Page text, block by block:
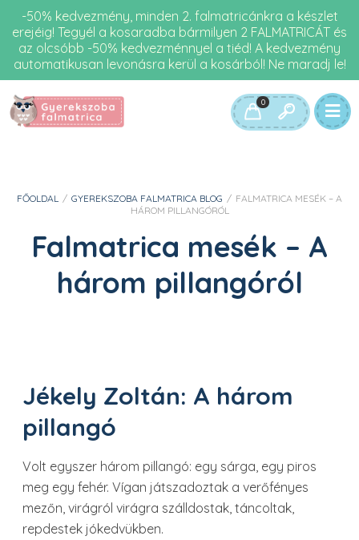
-50% kedvezmény, minden 2. falmatricánkra a készlet
erejéig! Tegyél a kosaradba bármilyen 2 FALMATRICÁT és
az olcsóbb -50% kedvezménnyel a tiéd! A kedvezmény
automatikusan levonásra kerül a kosárból! Ne maradj le!
0
FŐOLDAL / GYEREKSZOBA FALMATRICA BLOG / FALMATRICA MESÉK – A
HÁROM PILLANGÓRÓL
Falmatrica mesék – A
három pillangóról
Jékely Zoltán: A három
pillangó
Volt egyszer három pillangó: egy sárga, egy piros
meg egy fehér. Vígan játszadoztak a verőfényes
mezőn, virágról virágra szálldostak, táncoltak,
repdestek jókedvükben.